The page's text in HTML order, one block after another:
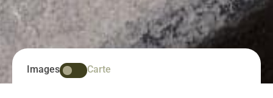
Images Carte